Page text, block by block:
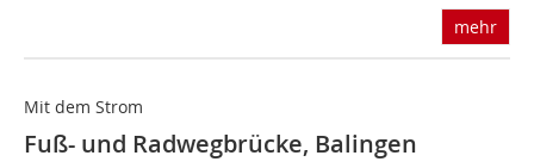
mehr
Mit dem Strom
Fuß- und Radwegbrücke, Balingen